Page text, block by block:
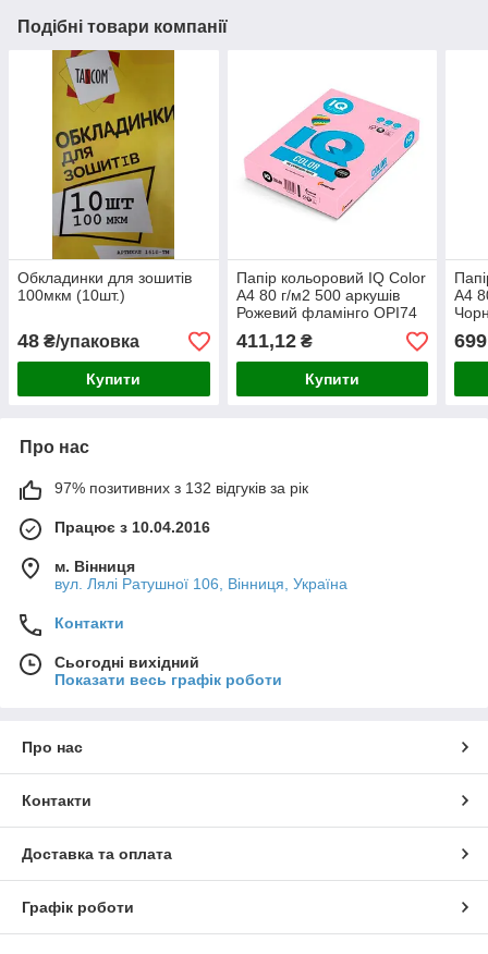
Подібні товари компанії
Обкладинки для зошитів
100мкм (10шт.)
48 ₴/упаковка
Купити
Папір кольоровий IQ Color
A4 80 г/м2 500 аркушів
Рожевий фламінго OPI74
411,12₴
Купити
A4
Про нас
97% позитивних з 132 відгуків за рік
Працює з 10.04.2016
м. Вінниця
вул. Лялі Ратушної 106, Вінниця, Україна
Контакти
Сьогодні вихідний
Показати весь графік роботи
Про нас
Контакти
Доставка та оплата
Графік роботи